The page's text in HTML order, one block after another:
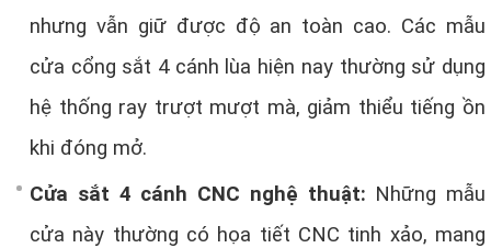
nhưng vẫn giữ được độ an toàn cao. Các mẫu
cửa cổng sắt 4 cánh lùa hiện nay thường sử dụng
hệ thống ray trượt mượt mà, giảm thiểu tiếng ồn
khi đóng mở.
Cửa sắt 4 cánh CNC nghệ thuật: Những mẫu
cửa này thường có họa tiết CNC tinh xảo, mang